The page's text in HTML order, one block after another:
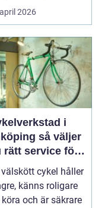
bil...
2026
i
så väljer
rätt service för
cykel
välskött cykel håller
känns roligare
och är säkrare